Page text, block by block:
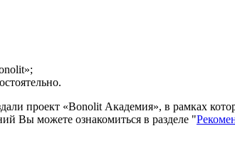
проект «Bonolit Академия», в рамках
Вы можете ознакомиться в разделе "